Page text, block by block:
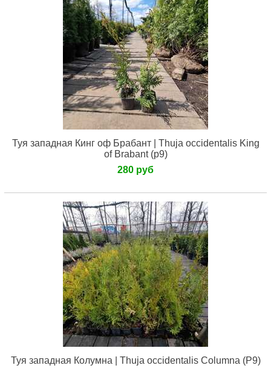
Туя западная Кинг оф Брабант | Thuja occidentalis King
of Brabant (р9)
280 руб
Туя западная Колумна | Thuja occidentalis Columna (Р9)